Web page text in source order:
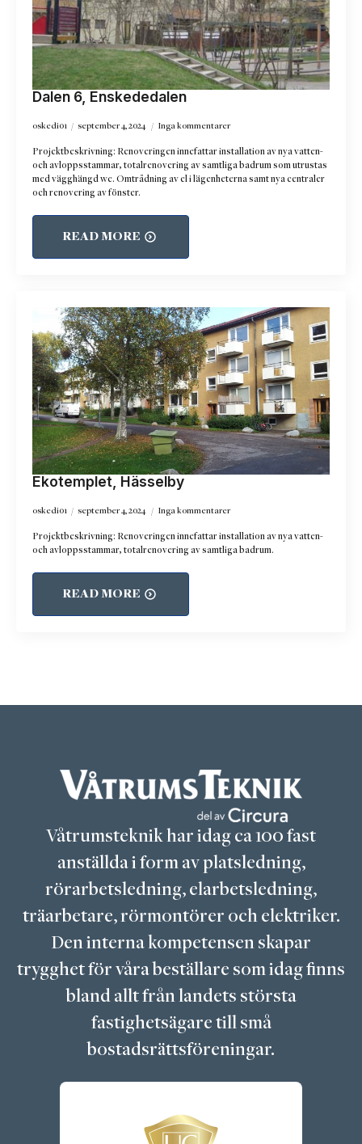
Dalen 6, Enskededalen
oskedi01 september 4, 2024 Inga kommentarer
Projektbeskrivning: Renoveringen innefattar installation av nya vatten-
och avloppsstammar, totalrenovering av samtliga badrum som utrustas
med vägghängd wc. Omtrådning av el i lägenheterna samt nya centraler
och renovering av fönster.
READ MORE
Ekotemplet, Hässelby
oskedi01 september 4, 2024 Inga kommentarer
Projektbeskrivning: Renoveringen innefattar installation av nya vatten-
och avloppsstammar, totalrenovering av samtliga badrum.
READ MORE
Våtrumsteknik har idag ca 100 fast
anställda i form av platsledning,
rörarbetsledning, elarbetsledning,
träarbetare, rörmontörer och elektriker.
Den interna kompetensen skapar
trygghet för våra beställare som idag finns
bland allt från landets största
fastighetsägare till små
bostadsrättsföreningar.